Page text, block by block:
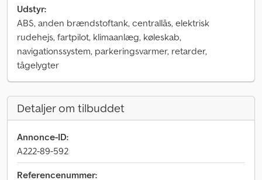
Udstyr:
ABS, anden brændstoftank, centrallås, elektrisk
rudehejs, fartpilot, klimaanlæg, køleskab,
navigationssystem, parkeringsvarmer, retarder,
tågelygter
Detaljer om tilbuddet
Annonce-ID:
A222-89-592
Referencenummer: